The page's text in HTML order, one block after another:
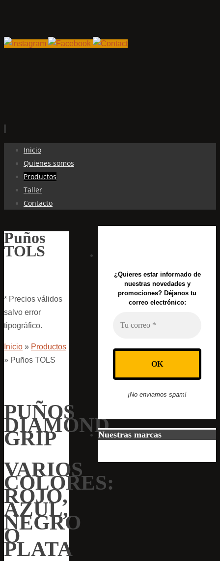
contenido
Inicio
Quienes somos
Productos
Taller
Contacto
Puños
TOLS
* Precios válidos
salvo error
tipográfico.
Inicio » Productos
» Puños TOLS
PUÑOS
DIAMOND
GRIP
VARIOS
COLORES:
ROJO,
AZUL,
NEGRO
O
PLATA
¿Quieres estar informado de
nuestras novedades y
promociones? Déjanos tu
correo electrónico:
¡No enviamos spam!
Nuestras marcas